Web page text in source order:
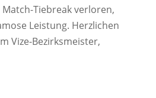
Tiebreak verloren,
Leistung. Herzlichen
Vize-Bezirksmeister,